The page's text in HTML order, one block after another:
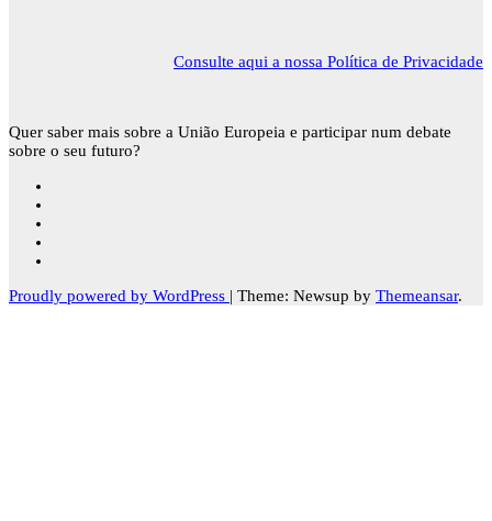
Consulte aqui a nossa Política de Privacidade
Quer saber mais sobre a União Europeia e participar num debate
sobre o seu futuro?
Proudly powered by WordPress | Theme: Newsup by Themeansar.